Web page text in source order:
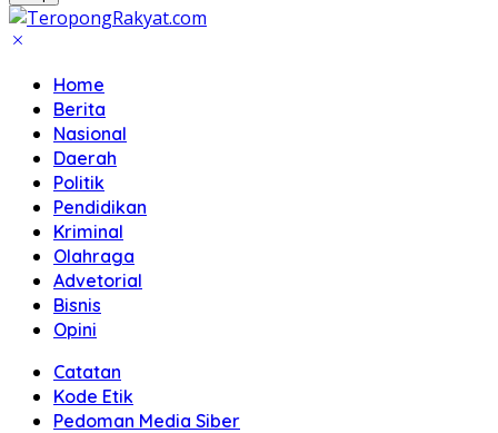
Home
Berita
Nasional
Daerah
Politik
Pendidikan
Kriminal
Olahraga
Advetorial
Bisnis
Opini
Catatan
Kode Etik
Pedoman Media Siber